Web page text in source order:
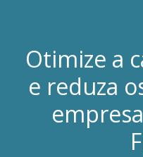
Otimize a
e reduza